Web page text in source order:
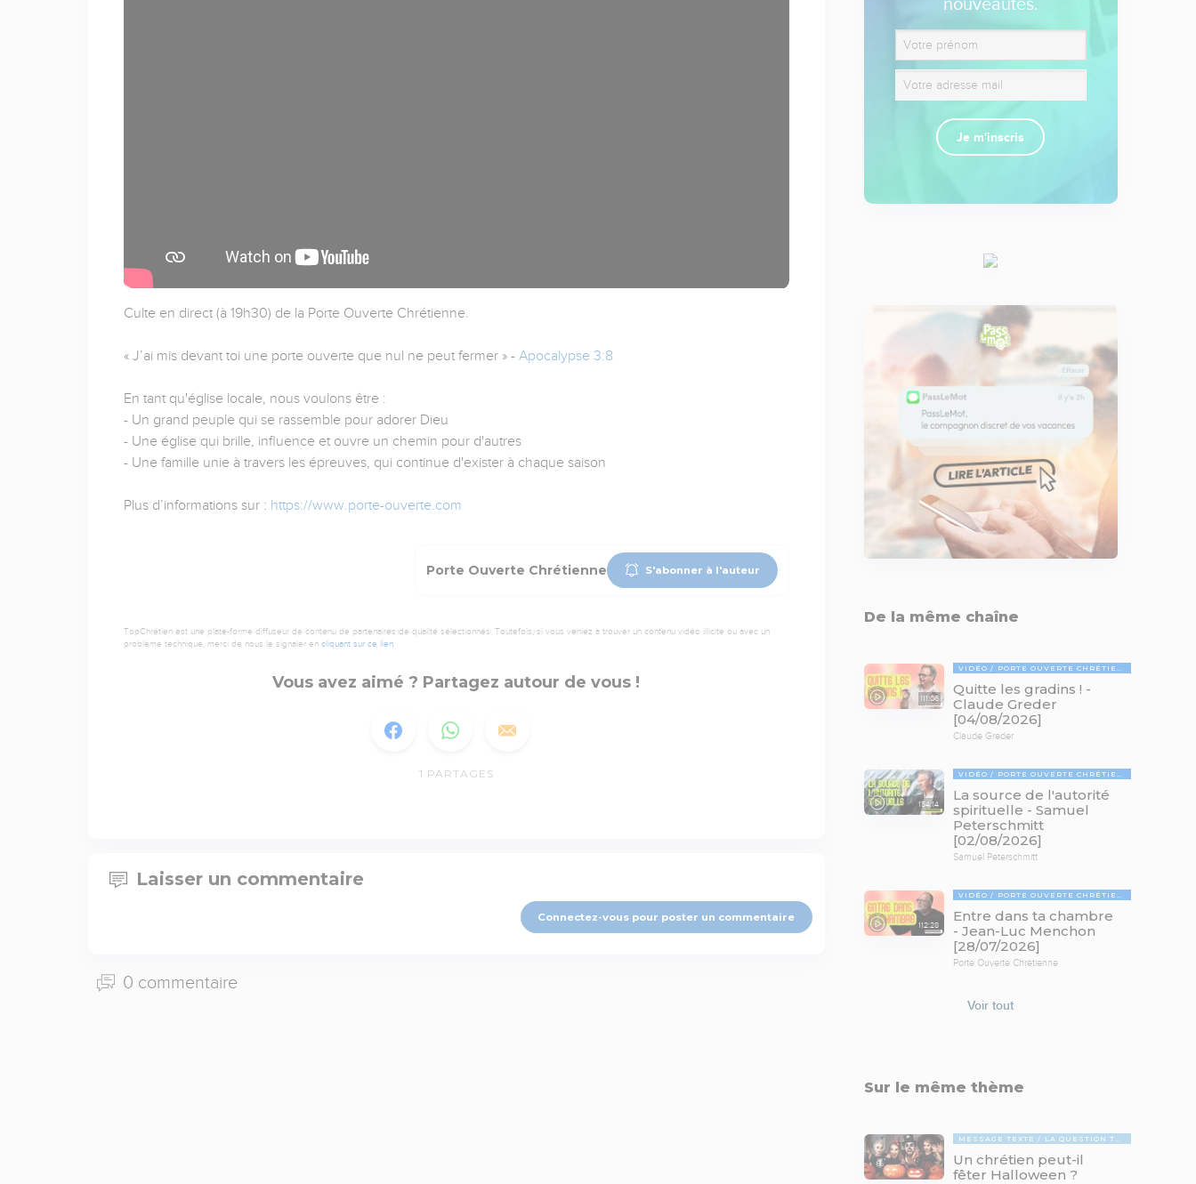
Culte en direct (à 19h30) de la Porte Ouverte Chrétienne.
« J’ai mis devant toi une porte ouverte que nul ne peut fermer » - Apocalypse 3:8
En tant qu'église locale, nous voulons être :
- Un grand peuple qui se rassemble pour adorer Dieu
- Une église qui brille, influence et ouvre un chemin pour d'autres
- Une famille unie à travers les épreuves, qui continue d'exister à chaque saison
Plus d’informations sur : https://www.porte-ouverte.com
Porte Ouverte Chrétienne S'abonner à l'auteur
TopChrétien est une plate-forme diffuseur de contenu de partenaires de qualité sélectionnés. Toutefois, si vous veniez à trouver un contenu vidéo illicite ou avec un
problème technique, merci de nous le signaler en cliquant sur ce lien.
Vous avez aimé ? Partagez autour de vous !
1 PARTAGES
Laisser un commentaire
Connectez-vous pour poster un commentaire
0 commentaire
nouveautés.
Je m'inscris
De la même chaîne
111:06
VIDÉO PORTE OUVERTE CHRÉTIENNE
Quitte les gradins ! -
Claude Greder
[04/08/2026]
Claude Greder
154:14
VIDÉO PORTE OUVERTE CHRÉTIENNE
La source de l'autorité
spirituelle - Samuel
Peterschmitt
[02/08/2026]
Samuel Peterschmitt
112:28
VIDÉO PORTE OUVERTE CHRÉTIENNE
Entre dans ta chambre
- Jean-Luc Menchon
[28/07/2026]
Porte Ouverte Chrétienne
Voir tout
Sur le même thème
MESSAGE TEXTE LA QUESTION TABOUE
Un chrétien peut-il
fêter Halloween ?